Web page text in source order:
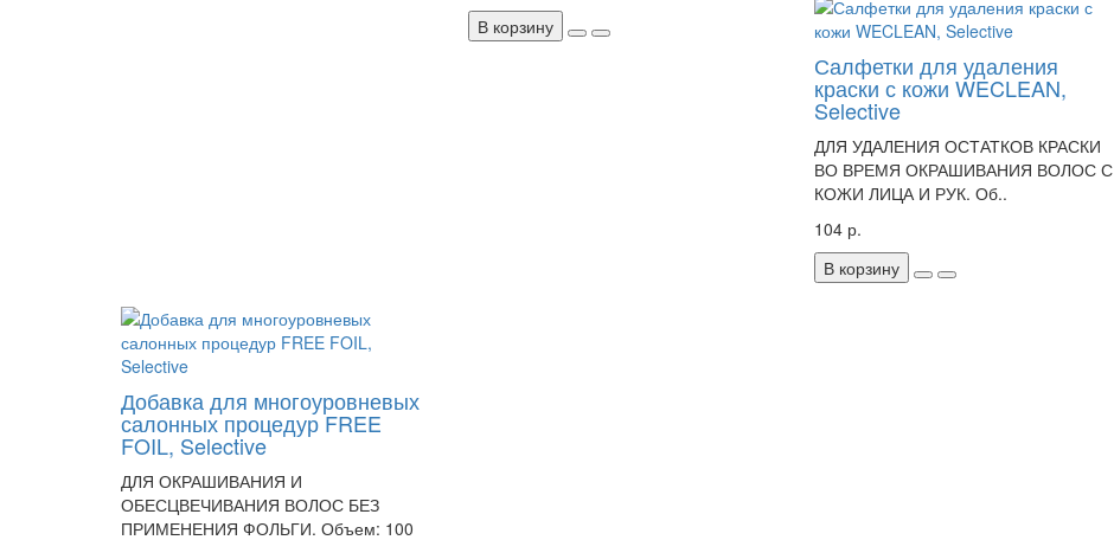
В корзину
Салфетки для удаления
краски с кожи WECLEAN,
Selective
ДЛЯ УДАЛЕНИЯ ОСТАТКОВ КРАСКИ
ВО ВРЕМЯ ОКРАШИВАНИЯ ВОЛОС С
КОЖИ ЛИЦА И РУК. Об..
104 р.
В корзину
Добавка для многоуровневых
салонных процедур FREE
FOIL, Selective
ДЛЯ ОКРАШИВАНИЯ И
ОБЕСЦВЕЧИВАНИЯ ВОЛОС БЕЗ
ПРИМЕНЕНИЯ ФОЛЬГИ. Объем: 100